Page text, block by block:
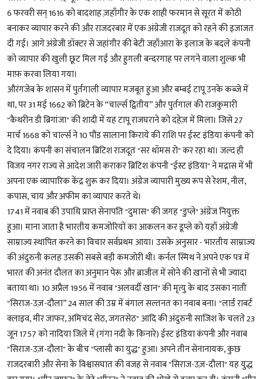
6 फरवरी सन् 1616 को बादशाह ज़हाँगीर के एक शाही फरमान से सूरत में कोठी
बनाकर व्यापार करने की और राजदरबार में एक अंग्रेजी राजदूत को रहने की इजाजत
दी गई। आगे अंग्रेजी डॉक्टर से जहांगीर की बेटी जहाँआरा के इलाज के बदले कंपनी
को व्यापार की खुली छूट मिल गई और हुगली बन्दरगाह पर लगने वाला शुल्क भी
माफ़ करवा लिया गया।
औरंगजेब के शासन में पुर्तगाली व्यापार मजबूत हुआ और बम्बई टापू उनके कब्जे में
था, पर 31 मई 1662 को ब्रिटेन के “चार्ल्स द्वितीय” और पुर्तगाल की राजकुमारी
"कैथरीन डी ब्रिगांजा" की शादी में यह टापू राजघराने को दहेज़ में मिला। जिसे 27
मार्च 1668 को चार्ल्स ने 10 पौंड सालाना किराये की राशि पर ईस्ट इंडिया कंपनी को
दे दिया। कंपनी का संचालन ब्रिटिश राजदूत "सर थॉमस रो" कर रहा था। जल्द ही
विजय नगर राज्य से आदेश जारी कराकर ब्रिटिश कंपनी "ईस्ट इंडिया" ने मद्रास में भी
अपना एक व्यापारिक केंद्र शुरू कर दिया। अंग्रेज व्यापारी मुख्य रूप से रेशम, नील,
कपास, चाय और अफीम का व्यापार करते थे।
1741 में नवाब की उपाधि प्राप्त सेनापति "दुमास" की जगह "डुप्ले" अंग्रेज नियुक्त
हुआ। माना जाता है भारतीय कमजोरियों का आकलन कर डूप्ले को यहाँ अंग्रेजी
साम्राज्य स्थापित करने का विचार सर्वप्रथम आया। उसके अनुसार - भारतीय साम्राज्य
की अंदुरुनी कलह उसकी सबसे बड़ी कमजोरी थी। कर्नल स्मिथ ने अपने एक पत्र में
भारत की अनंत दौलत का अनुमान पेरू और ब्राजील में सोने की खानों से भी ज्यादा
बताया था। 10 अप्रैल 1956 में नवाब "अलवर्दी खान" की मृत्यु के बाद उसका नाती
"सिराज-उज़-दौला” 24 साल की उम्र में बंगाल सल्तनत का नवाब बना। "लार्ड राबर्ट
क्लाइव, मीर जाफर, अमिचंद सेठ, जगतसेठ" आदि की अंदुरुनी साजिश के चलते 23
जून 1757 को नादिया जिले में (गंगा नदी के किनारे) ईस्ट इंडिया कंपनी और नवाब
"सिराज-उज़-दौला" के बीच "प्लासी का युद्ध" हुआ। अपने तीन सेनानायक, कुछ
राजदरबारी और सेना के विश्वासघात की वजह से नवाब "सिराज-उज़-दौला" यह युद्ध